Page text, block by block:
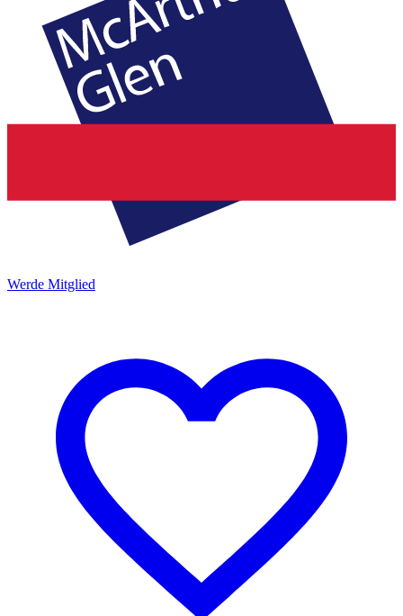
Werde Mitglied